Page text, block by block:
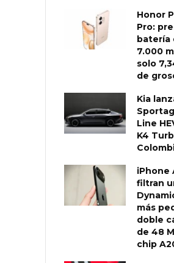
Honor
Pro:
batería
7.000
solo
de
Kia
Line
K4
iPhone
filtran
más
doble
de 48
chip